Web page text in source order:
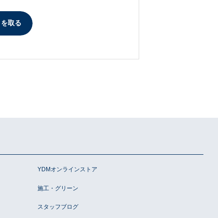
取る
YDMオンラインストア
施工・グリーン
スタッフブログ